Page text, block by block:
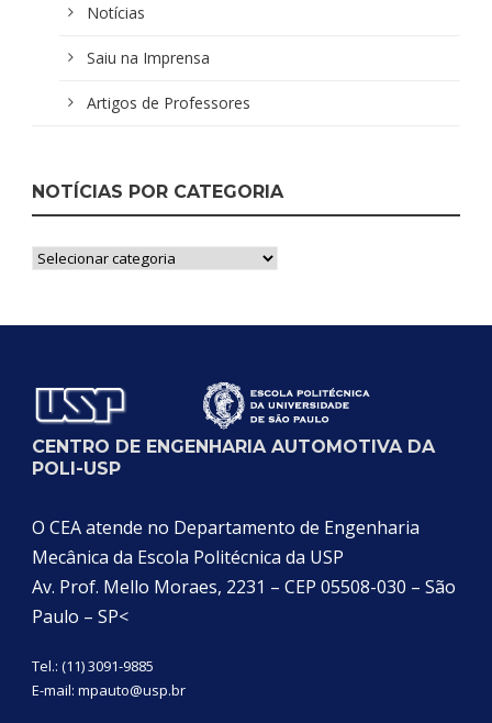
Notícias
Saiu na Imprensa
Artigos de Professores
NOTÍCIAS POR CATEGORIA
Notícias
CENTRO DE ENGENHARIA AUTOMOTIVA DA
POLI-USP
O CEA atende no Departamento de Engenharia
Mecânica da Escola Politécnica da USP
Av. Prof. Mello Moraes, 2231 – CEP 05508-030 – São
Paulo – SP<
Tel.: (11) 3091-9885
E-mail: mpauto@usp.br